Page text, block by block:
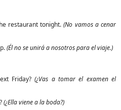
restaurant tonight.(No vamos a cenar
(Él no se unirá a nosotros para el viaje.)
Friday?(¿Vas a tomar el examen el
(¿Ella viene a la boda?)